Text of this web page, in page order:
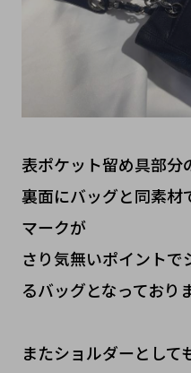
表ポケット留め具部分
裏面にバッグと同素材
マークが
さり気無いポイントで
るバッグとなっておりま
またショルダーとして